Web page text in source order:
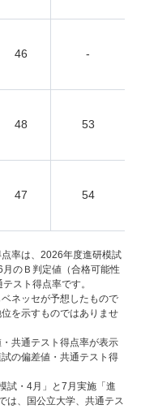
46 -
48 53
47 54
率は、2026年度進研模試
のＢ判定値（合格可能性
スト得点率です。
ネッセが予想したもので
を示すものではありませ
共通テスト得点率が表示
の偏差値・共通テスト得
・4月」と7月実施「進
、国公立大学、共通テス